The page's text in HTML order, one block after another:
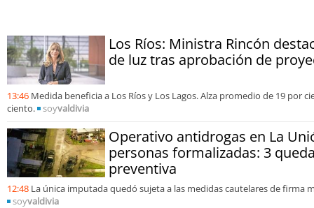
Los Ríos: Ministra Rincón
de luz tras aprobación de
13:46 Medida beneficia a Los Ríos y Los Lagos. Alza promedio de 19 por
ciento.
soyvaldivia
Operativo antidrogas en La
personas formalizadas: 3
preventiva
12:48 La única imputada quedó sujeta a las medidas cautelares de firma
soyvaldivia